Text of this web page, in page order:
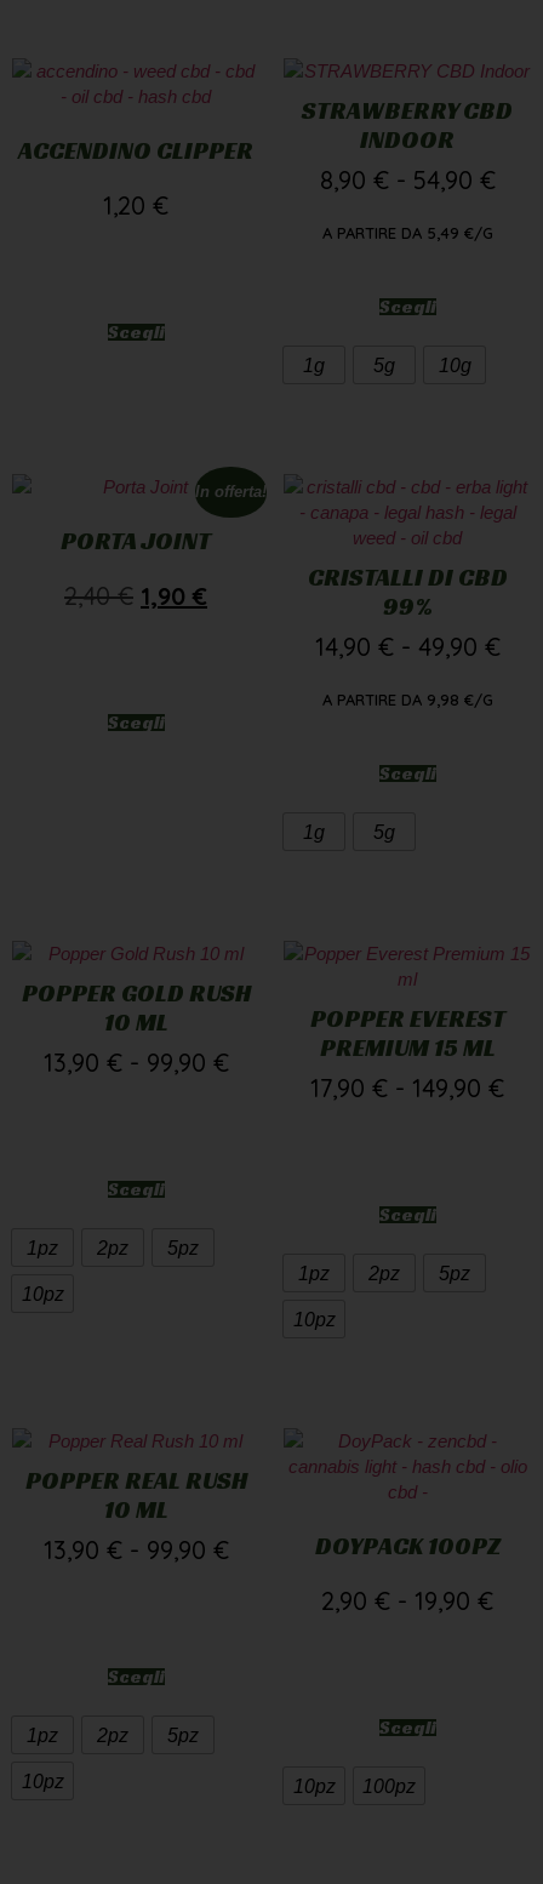
ACCENDINO CLIPPER
1,20 €
INDOOR
8,90€ - 54,90€
A PARTIRE DA 5,49€ /G
5g
PORTA JOINT
2,40€ 1,90€
CRISTALLI DI CBD
99%
14,90€ - 49,90€
A PARTIRE DA9,98€/G
5g
10 ML
13,90€ - 99,90€
2pz
10pz
POPPER EVEREST
PREMIUM 15 ML
17,90€ - 149,90€
2pz
10pz
10 ML
13,90€ - 99,90€
2pz
10pz
DOYPACK 100PZ
2,90€ - 19,90€
100pz